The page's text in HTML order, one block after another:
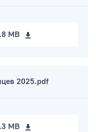
MB
2025.pdf
MB